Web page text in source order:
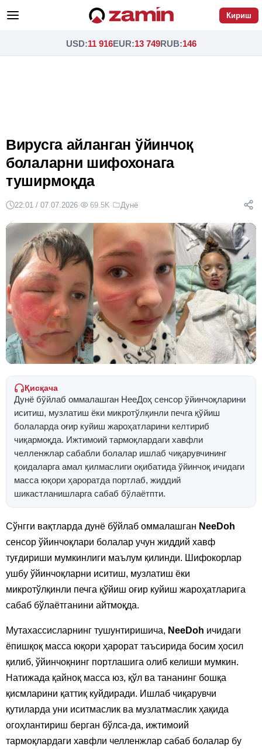
Кириш
USD:11 916EUR:13 749RUB:146
Вирусга айланган ўйинчоқ
болаларни шифохонага
туширмоқда
22:01 / 07.07.2026· 69.5K· Дунё
Қисқача
Дунё бўйлаб оммалашган НееДоҳ сенсор ўйинчоқларини
иситиш, музлатиш ёки микротўлқинли печга қўйиш
болаларда оғир куйиш жароҳатларини келтириб
чиқармоқда. Ижтимоий тармоқлардаги хавфли
челленжлар сабабли болалар ишлаб чиқарувчининг
қоидаларга амал қилмаслиги оқибатида ўйинчоқ ичидаги
масса юқори ҳароратда портлаб, жиддий
шикастланишларга сабаб бўлаётпти.
Сўнгги вақтларда дунё бўйлаб оммалашган NeeDoh
сенсор ўйинчоқлари болалар учун жиддий хавф
туғдириши мумкинлиги маълум қилинди. Шифокорлар
ушбу ўйинчоқларни иситиш, музлатиш ёки
микротўлқинли печга қўйиш оғир куйиш жароҳатларига
сабаб бўлаётганини айтмоқда.
Мутахассисларнинг тушунтиришича, NeeDoh ичидаги
ёпишқоқ масса юқори ҳарорат таъсирида босим ҳосил
қилиб, ўйинчоқнинг портлашига олиб келиши мумкин.
Натижада қайноқ масса юз, қўл ва тананинг бошқа
қисмларини қаттиқ куйдиради. Ишлаб чиқарувчи
қутиларда уни иситмаслик ва музлатмаслик ҳақида
огоҳлантириш берган бўлса-да, ижтимоий
тармоқлардаги хавфли челленжлар сабаб болалар бу